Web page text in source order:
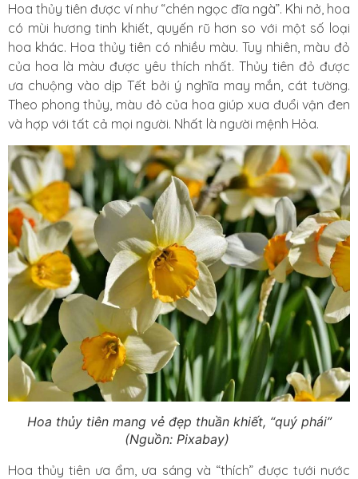
Hoa thủy tiên được ví như “chén ngọc đĩa ngà”. Khi nở, hoa
có mùi hương tinh khiết, quyến rũ hơn so với một số loại
hoa khác. Hoa thủy tiên có nhiều màu. Tuy nhiên, màu đỏ
của hoa là màu được yêu thích nhất. Thủy tiên đỏ được
ưa chuộng vào dịp Tết bởi ý nghĩa may mắn, cát tường.
Theo phong thủy, màu đỏ của hoa giúp xua đuổi vận đen
và hợp với tất cả mọi người. Nhất là người mệnh Hỏa.
Hoa thủy tiên mang vẻ đẹp thuần khiết, “quý phái”
(Nguồn: Pixabay)
Hoa thủy tiên ưa ẩm, ưa sáng và “thích” được tưới nước